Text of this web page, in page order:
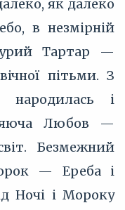
як далеко
в незмірній
Тартар —
пітьми. З
народилась і
Любов —
Безмежний
— Ереба і
Ночі і Мороку